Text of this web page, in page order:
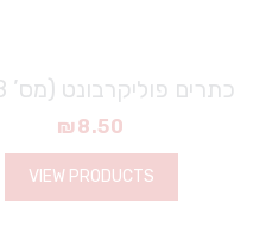
כתרים פוליקרבונט (מס’ 2-38)
₪8.50
VIEW PRODUCTS